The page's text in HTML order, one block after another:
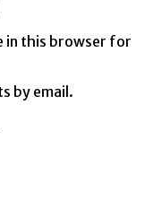
in this browser for
by email.